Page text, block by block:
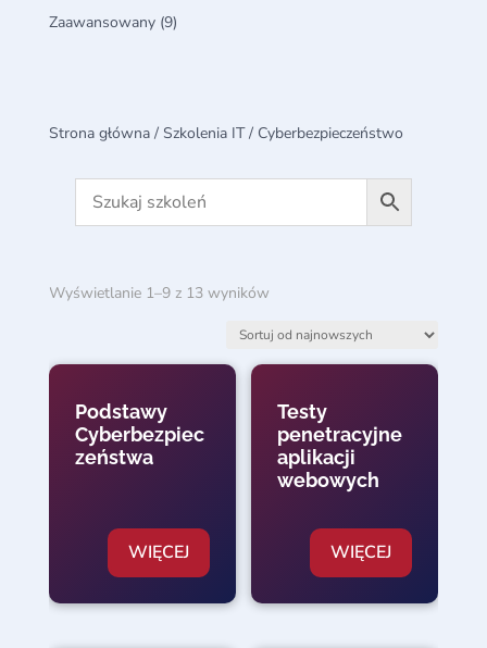
Zaawansowany (9)
Strona główna/ Szkolenia IT/ Cyberbezpieczeństwo
Wyświetlanie 1–9 z 13 wynikówPosortowane
najnowszych
Podstawy
Cyberbezpiec
zeństwa
WIĘCEJ
Testy
penetracyjne
aplikacji
webowych
WIĘCEJ